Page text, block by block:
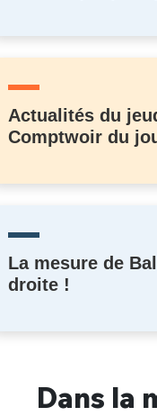
Actualités du
Comptwoir du
La mesure de
droite !
Dans la